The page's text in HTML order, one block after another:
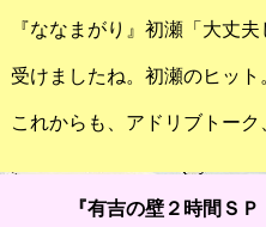
『ななまがり』初瀬「大丈夫
受けましたね。初瀬のヒット
これからも、アドリブトーク
『有吉の壁２時間ＳＰ：日